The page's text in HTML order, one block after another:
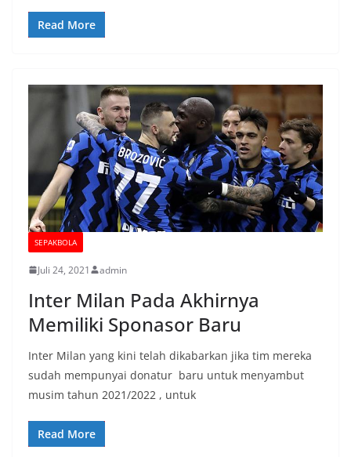
Read More
SEPAKBOLA
Juli 24, 2021 admin
Inter Milan Pada Akhirnya
Memiliki Sponasor Baru
Inter Milan yang kini telah dikabarkan jika tim mereka
sudah mempunyai donatur baru untuk menyambut
musim tahun 2021/2022 , untuk
Read More